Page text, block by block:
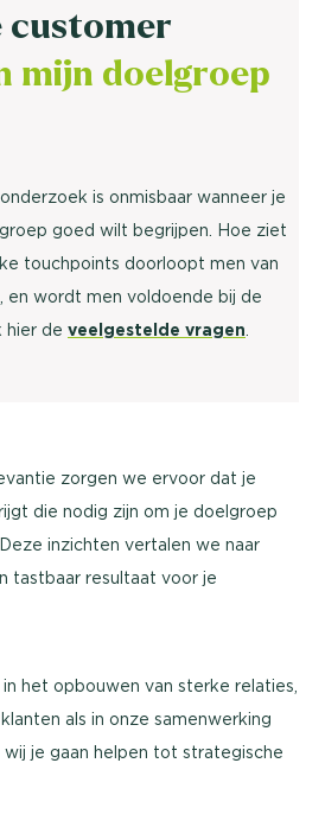
customer
mijn doelgroep
is onmisbaar wanneer je
goed wilt begrijpen. Hoe ziet
touchpoints doorloopt men van
en wordt men voldoende bij de
hier de veelgestelde vragen
zorgen we ervoor dat je
die nodig zijn om je doelgroep
inzichten vertalen we naar
tastbaar resultaat voor je
het opbouwen van sterke relaties,
als in onze samenwerking
wij je gaan helpen tot strategische